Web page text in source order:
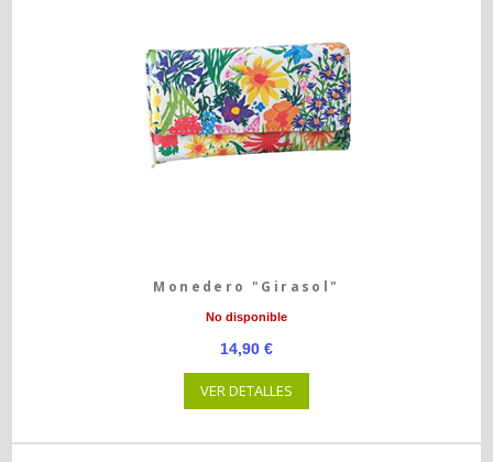
Monedero "Girasol"
No disponible
14,90 €
VER DETALLES